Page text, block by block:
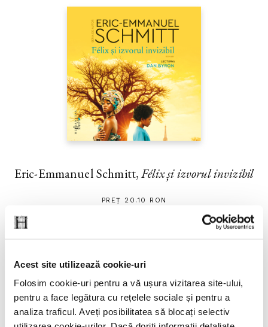
Acest site utilizează cookie-uri
Folosim cookie-uri pentru a vă ușura vizitarea site-ului,
pentru a face legătura cu rețelele sociale și pentru a
analiza traficul. Aveți posibilitatea să blocați selectiv
Eric-Emmanuel Schmitt,Félix și izvorul invizibil
PREȚ 20.10 RON